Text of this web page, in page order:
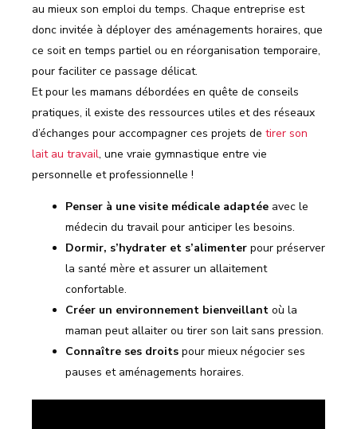
au mieux son emploi du temps. Chaque entreprise est
donc invitée à déployer des aménagements horaires, que
ce soit en temps partiel ou en réorganisation temporaire,
pour faciliter ce passage délicat.
Et pour les mamans débordées en quête de conseils
pratiques, il existe des ressources utiles et des réseaux
d’échanges pour accompagner ces projets de tirer son
lait au travail, une vraie gymnastique entre vie
personnelle et professionnelle !
Penser à une visite médicale adaptée avec le
médecin du travail pour anticiper les besoins.
Dormir, s’hydrater et s’alimenter pour préserver
la santé mère et assurer un allaitement
confortable.
Créer un environnement bienveillant où la
maman peut allaiter ou tirer son lait sans pression.
Connaître ses droits pour mieux négocier ses
pauses et aménagements horaires.